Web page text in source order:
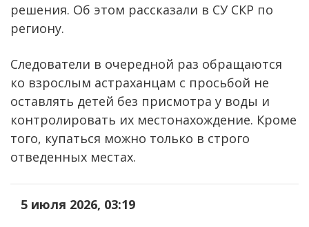
решения. Об этом рассказали в СУ СКР по
региону.
Следователи в очередной раз обращаются
ко взрослым астраханцам с просьбой не
оставлять детей без присмотра у воды и
контролировать их местонахождение. Кроме
того, купаться можно только в строго
отведенных местах.
5 июля 2026, 03:19